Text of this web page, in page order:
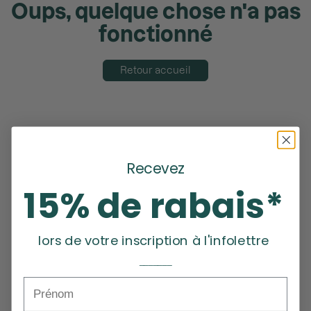
Oups, quelque chose n'a pas
fonctionné
Retour accueil
Recevez
15% de rabais*
lors de votre inscription à l'infolettre